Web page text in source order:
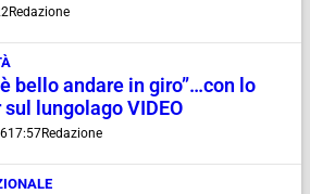
Redazione
bello andare in giro”…con lo
lungolago VIDEO
17:57Redazione